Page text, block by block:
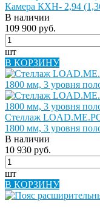
Камера КХН- 2,94
В наличии
109 900 руб.
шт
В КОРЗИНУ
Стеллаж
1800 мм, 3 уровня
В наличии
10 930 руб.
шт
В КОРЗИНУ